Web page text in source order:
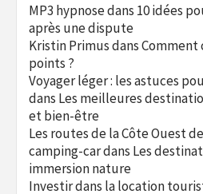
MP3 hypnosedans 10 idées
après une dispute
Kristin PrimusdansComment
points ?
Voyager léger : les astuces
dans Les meilleures
et bien-être
Les routes de la Côte Ouest
camping-cardans Les
immersion nature
Investir dans la location